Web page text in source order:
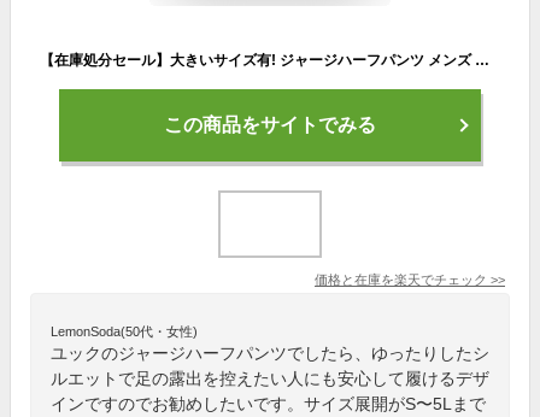
【在庫処分セール】大きいサイズ有! ジャージハーフパンツ メンズ レディース 大人 (S M L LL 3L 4L 5Lユック YUK ジャージ 下 レディース メンズ パンツ ハーフパンツ スポーツ サッカー ランニング YUK ユック)［大人用］ [大人]
この商品をサイトでみる
価格と在庫を楽天でチェック >>
LemonSoda(50代・女性)
ユックのジャージハーフパンツでしたら、ゆったりしたシ
ルエットで足の露出を控えたい人にも安心して履けるデザ
インですのでお勧めしたいです。サイズ展開がS〜5Lまで